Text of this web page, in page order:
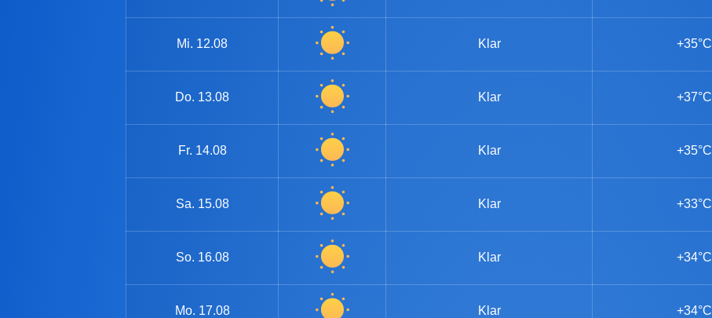
Mi. 12.08 Klar +35°C
Do. 13.08 Klar +37°C
Fr. 14.08 Klar +35°C
Sa. 15.08 Klar +33°C
So. 16.08 Klar +34°C
Mo. 17.08 Klar +34°C